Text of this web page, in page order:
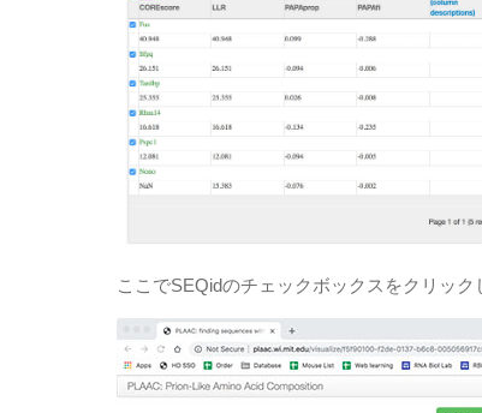
ここでSEQidのチェックボックスをクリッ